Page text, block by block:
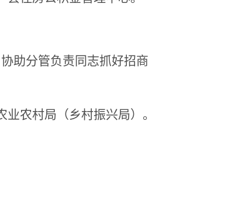
协助分管负责同志抓好招商
业农村局（乡村振兴局） 。